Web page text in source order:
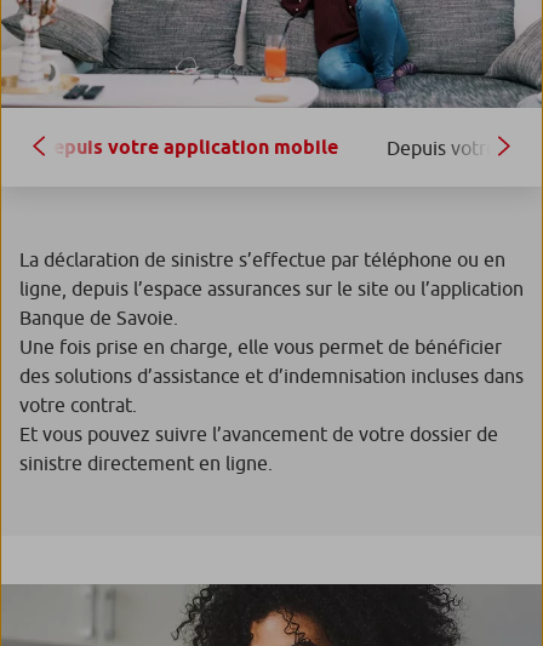
Depuis votre application mobile Depuis votre
La déclaration de sinistre s’effectue par téléphone ou en
ligne, depuis l’espace assurances sur le site ou l’application
Banque de Savoie.
Une fois prise en charge, elle vous permet de bénéficier
des solutions d’assistance et d’indemnisation incluses dans
votre contrat.
Et vous pouvez suivre l’avancement de votre dossier de
sinistre directement en ligne.